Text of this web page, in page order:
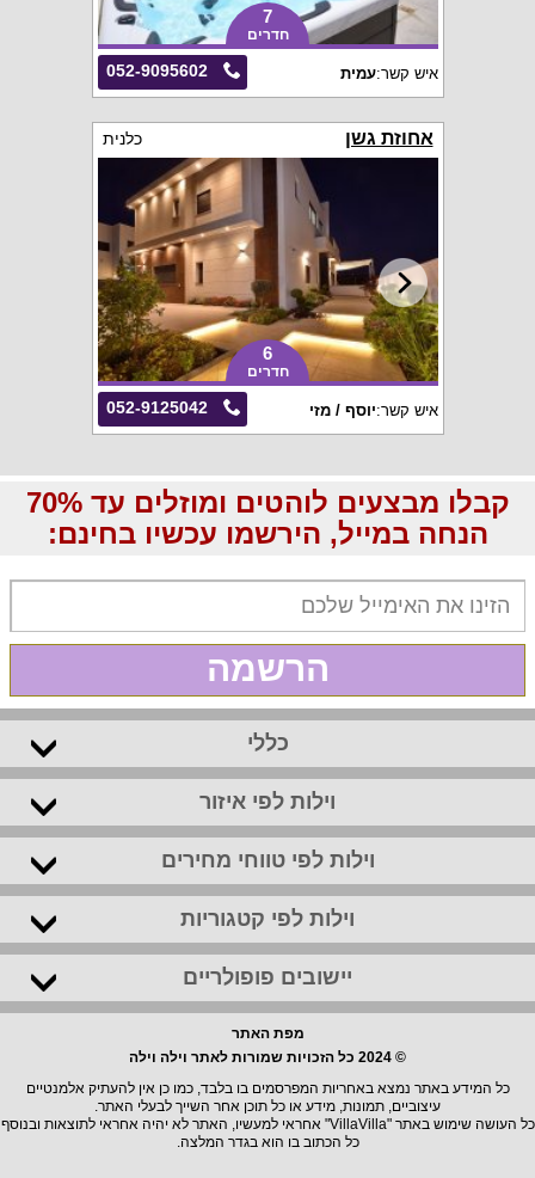
7
חדרים
052-9095602 איש קשר:עמית
אחוזת גשן כלנית
6
חדרים
052-9125042 איש קשר:יוסף / מזי
קבלו מבצעים לוהטים ומוזלים עד 70%
הנחה במייל, הירשמו עכשיו בחינם:
הרשמה
כללי
וילות לפי איזור
וילות לפי טווחי מחירים
וילות לפי קטגוריות
יישובים פופולריים
מפת האתר
© 2024 כל הזכויות שמורות לאתר וילה וילה
כל המידע באתר נמצא באחריות המפרסמים בו בלבד, כמו כן אין להעתיק אלמנטיים
עיצוביים, תמונות, מידע או כל תוכן אחר השייך לבעלי האתר.
כל העושה שימוש באתר "VillaVilla" אחראי למעשיו, האתר לא יהיה אחראי לתוצאות ובנוסף
כל הכתוב בו הוא בגדר המלצה.